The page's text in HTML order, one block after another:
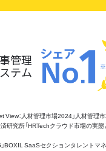
管理
テム
：人材管理市場2024」人材管理
究所「HRTechクラウド市場の実
BOXIL SaaSセクションタレントマ